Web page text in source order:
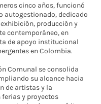
cinco años, funcionó
autogestionado, dedicado
producción y
contemporáneo, en
de apoyo institucional
en Colombia.
Comunal se consolida
su alcance hacia
de artistas y la
y proyectos